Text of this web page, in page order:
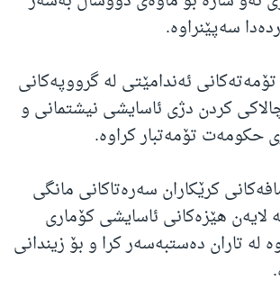
سەپێنراوە.
ئەندامێتی لە گرووپەکانی
کردن دژی ئاسایشی نیشتمانی و
حکومەت تۆمەتبار کراوە.
کرێکاران سەرەتاکانی مانگی
لایەن هێزەکانی ئاسایشی کۆماری
لە تاران دەستبەسەر کرا و بۆ زیندانی